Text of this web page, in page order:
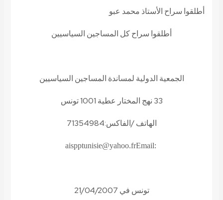
أطلقوا سراح الأستاذ محمد عبو
أطلقوا سراح كل المساجين السياسيين
الجمعية الدولية لمساندة المساجين السياسيين
33 نهج المختار عطية 1001 تونس
الهاتف /الفاكس:71354984
Email:
aispptunisie@yahoo.fr
تونس في 21/04/2007